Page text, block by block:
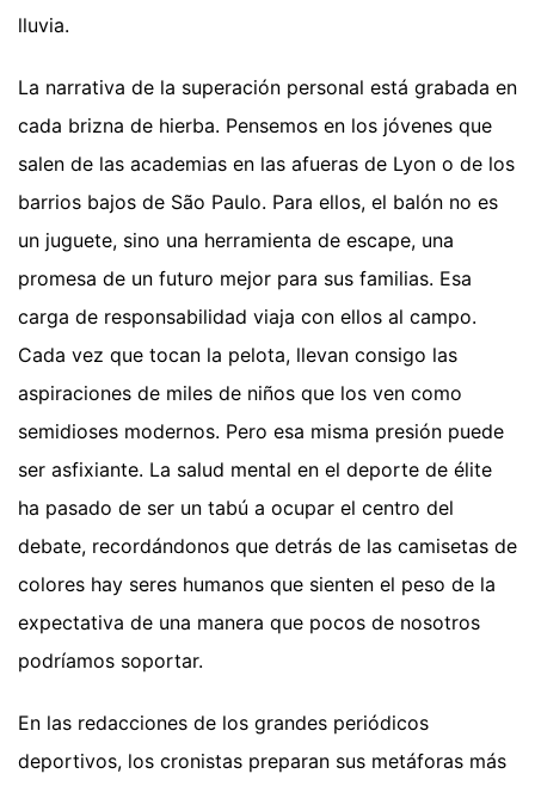
lluvia.
La narrativa de la superación personal está grabada en
cada brizna de hierba. Pensemos en los jóvenes que
salen de las academias en las afueras de Lyon o de los
barrios bajos de São Paulo. Para ellos, el balón no es
un juguete, sino una herramienta de escape, una
promesa de un futuro mejor para sus familias. Esa
carga de responsabilidad viaja con ellos al campo.
Cada vez que tocan la pelota, llevan consigo las
aspiraciones de miles de niños que los ven como
semidioses modernos. Pero esa misma presión puede
ser asfixiante. La salud mental en el deporte de élite
ha pasado de ser un tabú a ocupar el centro del
debate, recordándonos que detrás de las camisetas de
colores hay seres humanos que sienten el peso de la
expectativa de una manera que pocos de nosotros
podríamos soportar.
En las redacciones de los grandes periódicos
deportivos, los cronistas preparan sus metáforas más